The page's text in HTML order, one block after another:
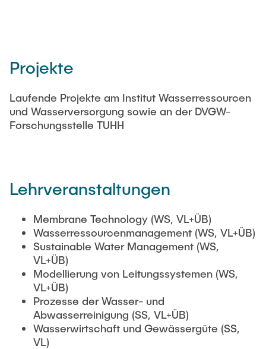
Projekte
Laufende Projekte am Institut Wasserressourcen
und Wasserversorgung sowie an der DVGW-
Forschungsstelle TUHH
Lehrveranstaltungen
Membrane Technology (WS, VL+ÜB)
Wasserressourcenmanagement (WS, VL+ÜB)
Sustainable Water Management (WS,
VL+ÜB)
Modellierung von Leitungssystemen (WS,
VL+ÜB)
Prozesse der Wasser- und
Abwasserreinigung (SS, VL+ÜB)
Wasserwirtschaft und Gewässergüte (SS,
VL)